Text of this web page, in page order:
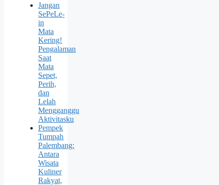
Jangan
SePeLe-
in
Mata
Kering!
Pengalaman
Saat
Mata
Sepet,
Perih,
dan
Lelah
Mengganggu
Aktivitasku
Pempek
Tumpah
Palembang:
Antara
Wisata
Kuliner
Rakyat,